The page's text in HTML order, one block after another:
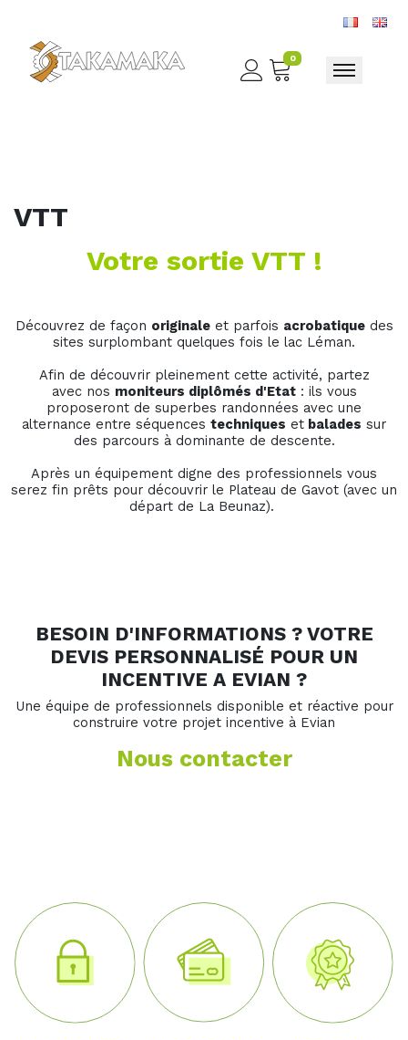
0
Toggle
VTT
Votre sortie VTT !
Découvrez de façon originaleet parfois acrobatiquedes
sites surplombant quelques fois le lac Léman.
Afin de découvrir pleinement cette activité, partez
avec nos moniteurs diplômés d'Etat: ils vous
proposeront de superbes randonnées avec une
alternance entre séquences techniques et balades sur
des parcours à dominante de descente.
Après un équipement digne des professionnels vous
serez fin prêts pour découvrir le Plateau de Gavot (avec un
départ de La Beunaz).
BESOIN D'INFORMATIONS ? VOTRE
DEVIS PERSONNALISÉ POUR UN
INCENTIVE A EVIAN ?
Une équipe de professionnels disponible et réactive pour
construire votre projet incentive à Evian
Nous contacter